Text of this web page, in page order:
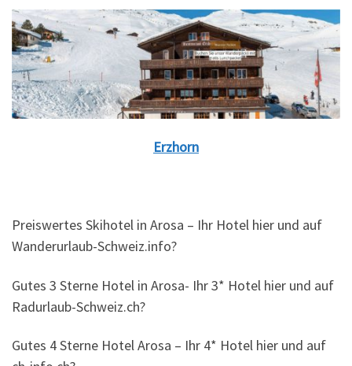
Erzhorn
Preiswertes Skihotel in Arosa – Ihr Hotel hier und auf
Wanderurlaub-Schweiz.info?
Gutes 3 Sterne Hotel in Arosa- Ihr 3* Hotel hier und auf
Radurlaub-Schweiz.ch?
Gutes 4 Sterne Hotel Arosa – Ihr 4* Hotel hier und auf